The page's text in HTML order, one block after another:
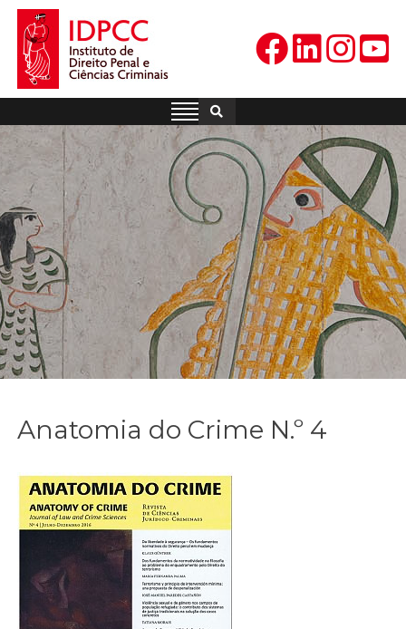
Skip
content
IDPCC
Instituto de Direito Penal e
Anatomia do Crime N.º 4